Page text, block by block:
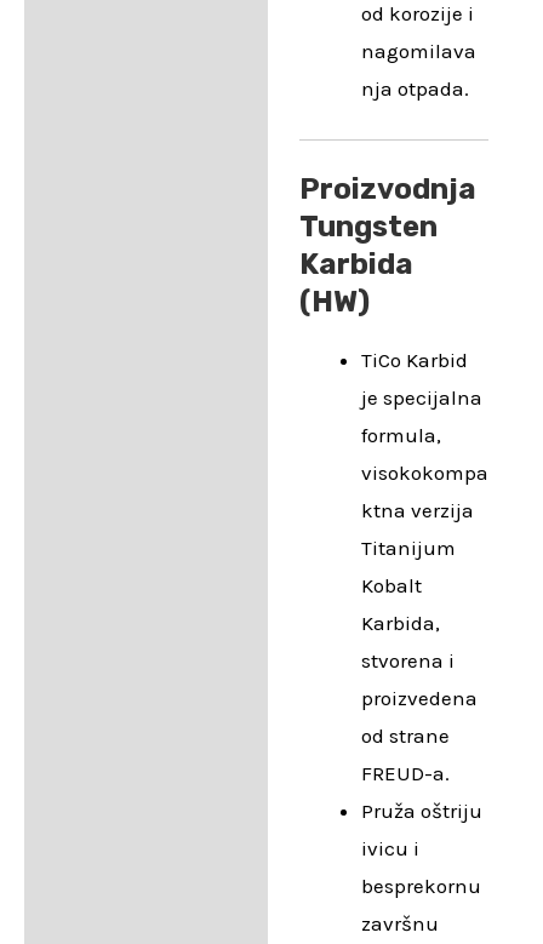
od korozije i
nagomilava
nja otpada.
Proizvodnja
Tungsten
Karbida
(HW)
TiCo Karbid
je specijalna
formula,
visokokompa
ktna verzija
Titanijum
Kobalt
Karbida,
stvorena i
proizvedena
od strane
FREUD-a.
Pruža oštriju
ivicu i
besprekornu
završnu